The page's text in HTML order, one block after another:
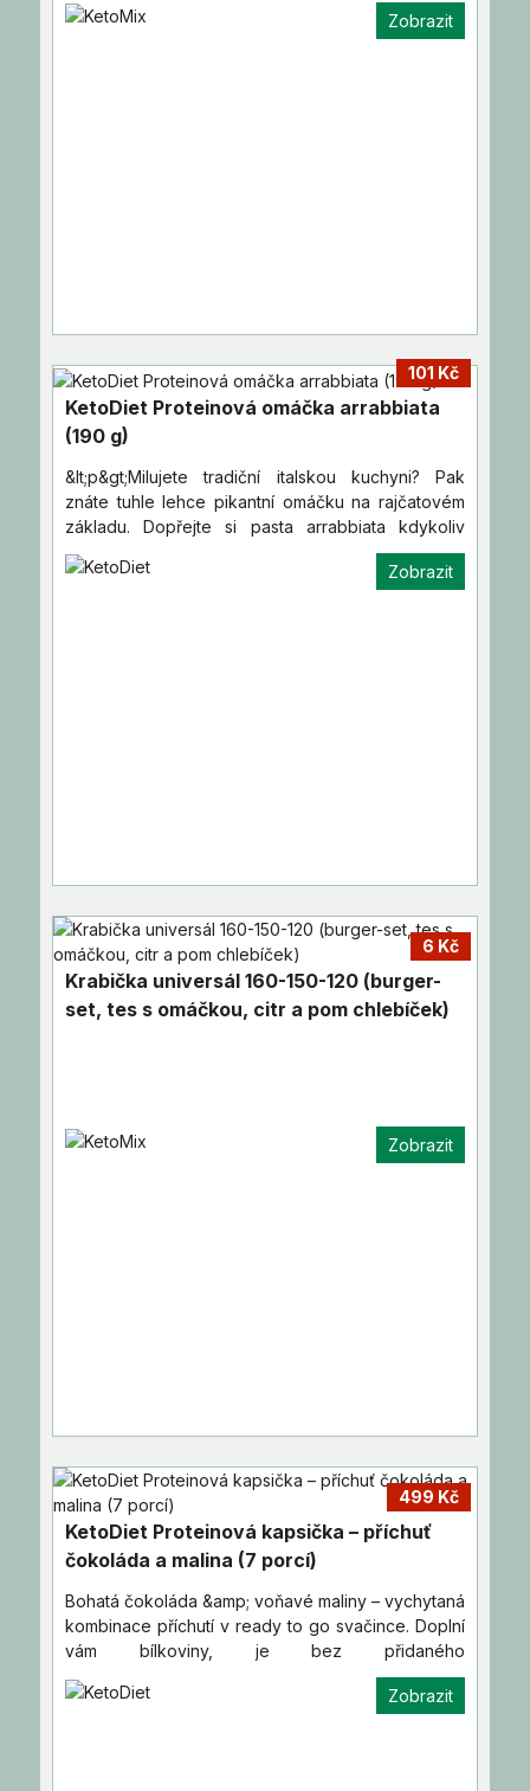
Zobrazit
101 Kč
KetoDiet Proteinová omáčka arrabbiata
(190 g)
&lt;p&gt;Milujete tradiční italskou kuchyni? Pak
znáte tuhle lehce pikantní omáčku na rajčatovém
základu. Dopřejte si pasta arrabbiata kdykoliv
během diety.&lt…
Zobrazit
6 Kč
Krabička universál 160-150-120 (burger-
set, tes s omáčkou, citr a pom chlebíček)
Zobrazit
499 Kč
KetoDiet Proteinová kapsička – příchuť
čokoláda a malina (7 porcí)
Bohatá čokoláda &amp; voňavé maliny – vychytaná
kombinace příchutí v ready to go svačince. Doplní
vám bílkoviny, je bez přidaného
cukru.&nbsp;Přibalte ji na…
Zobrazit